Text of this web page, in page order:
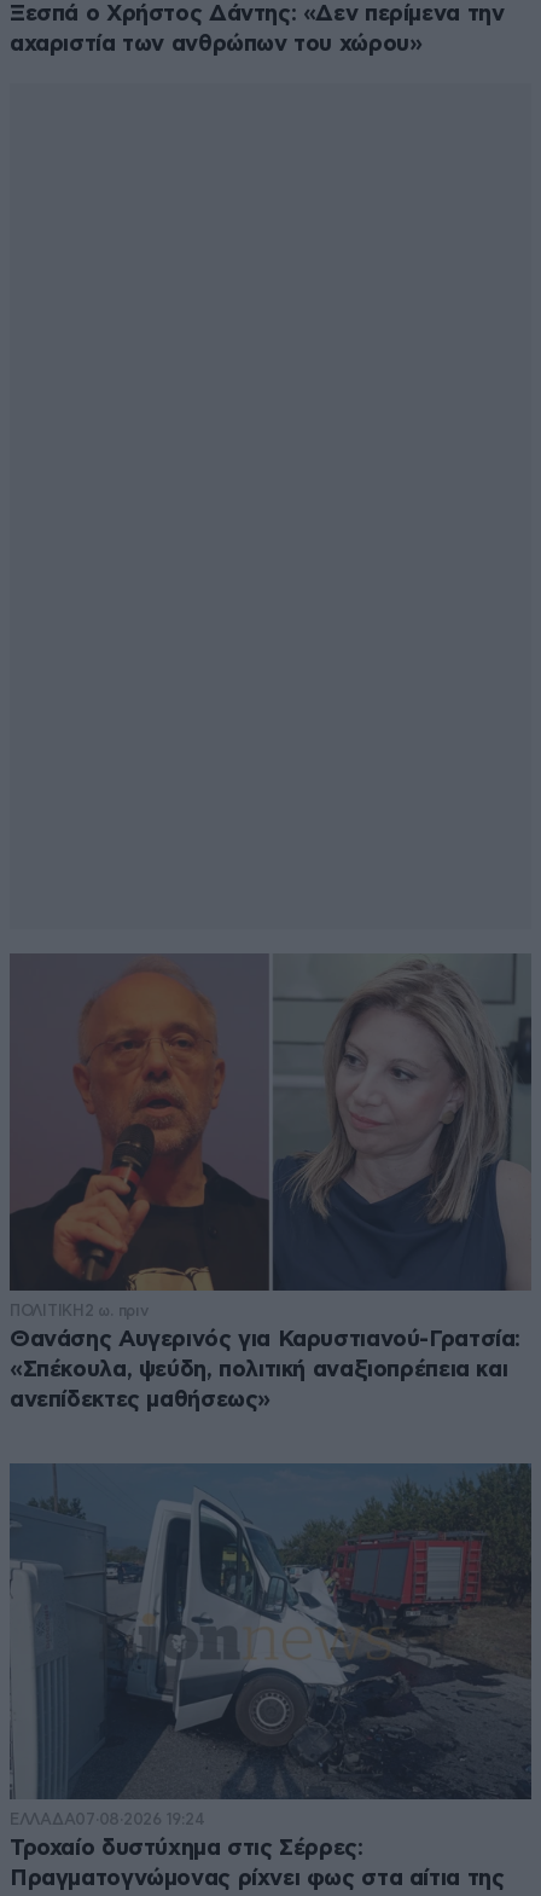
Ξεσπά ο Χρήστος Δάντης: «Δεν περίμενα την
αχαριστία των ανθρώπων του χώρου»
ΠΟΛΙΤΙΚΗ 2 ω. πριν
Θανάσης Αυγερινός για Καρυστιανού-Γρατσία:
«Σπέκουλα, ψεύδη, πολιτική αναξιοπρέπεια και
ανεπίδεκτες μαθήσεως»
ΕΛΛΑΔΑ07·08·2026 19:24
Τροχαίο δυστύχημα στις Σέρρες:
Πραγματογνώμονας ρίχνει φως στα αίτια της